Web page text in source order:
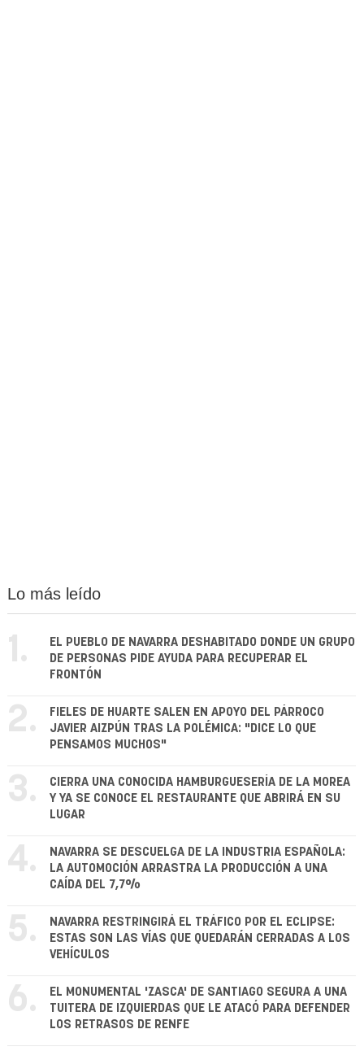
Lo más leído
1.
EL PUEBLO DE NAVARRA DESHABITADO DONDE UN GRUPO
DE PERSONAS PIDE AYUDA PARA RECUPERAR EL
FRONTÓN
2.
FIELES DE HUARTE SALEN EN APOYO DEL PÁRROCO
JAVIER AIZPÚN TRAS LA POLÉMICA: "DICE LO QUE
PENSAMOS MUCHOS"
3.
CIERRA UNA CONOCIDA HAMBURGUESERÍA DE LA MOREA
Y YA SE CONOCE EL RESTAURANTE QUE ABRIRÁ EN SU
LUGAR
4.
NAVARRA SE DESCUELGA DE LA INDUSTRIA ESPAÑOLA:
LA AUTOMOCIÓN ARRASTRA LA PRODUCCIÓN A UNA
CAÍDA DEL 7,7%
5.
NAVARRA RESTRINGIRÁ EL TRÁFICO POR EL ECLIPSE:
ESTAS SON LAS VÍAS QUE QUEDARÁN CERRADAS A LOS
VEHÍCULOS
6.
EL MONUMENTAL 'ZASCA' DE SANTIAGO SEGURA A UNA
TUITERA DE IZQUIERDAS QUE LE ATACÓ PARA DEFENDER
LOS RETRASOS DE RENFE